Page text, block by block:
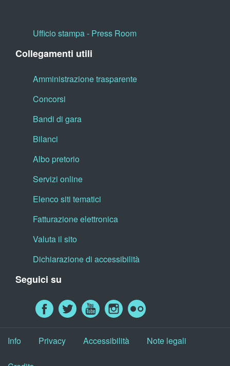
Ufficio stampa - Press Room
Collegamenti utili
Amministrazione trasparente
Concorsi
Bandi di gara
Bilanci
Albo pretorio
Servizi online
Elenco siti tematici
Fatturazione elettronica
Valuta il sito
Dichiarazione di accessibilità
Seguici su
Info Privacy Accessibilità Note legali